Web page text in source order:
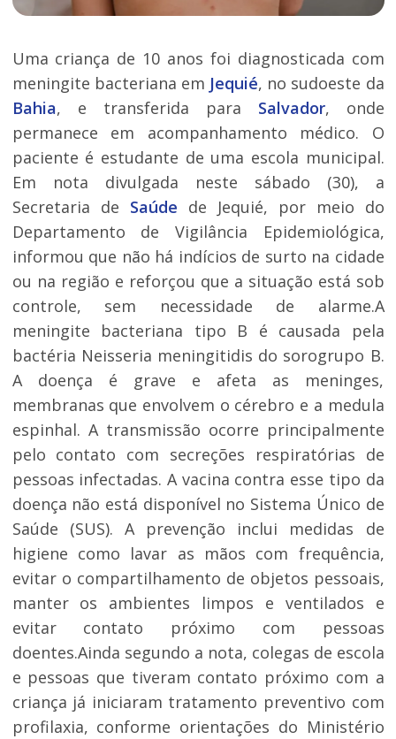
Uma criança de 10 anos foi diagnosticada com
meningite bacteriana em Jequié, no sudoeste da
Bahia, e transferida para Salvador, onde
permanece em acompanhamento médico. O
paciente é estudante de uma escola municipal.
Em nota divulgada neste sábado (30), a
Secretaria de Saúde de Jequié, por meio do
Departamento de Vigilância Epidemiológica,
informou que não há indícios de surto na cidade
ou na região e reforçou que a situação está sob
controle, sem necessidade de alarme.A
meningite bacteriana tipo B é causada pela
bactéria Neisseria meningitidis do sorogrupo B.
A doença é grave e afeta as meninges,
membranas que envolvem o cérebro e a medula
espinhal. A transmissão ocorre principalmente
pelo contato com secreções respiratórias de
pessoas infectadas. A vacina contra esse tipo da
doença não está disponível no Sistema Único de
Saúde (SUS). A prevenção inclui medidas de
higiene como lavar as mãos com frequência,
evitar o compartilhamento de objetos pessoais,
manter os ambientes limpos e ventilados e
evitar contato próximo com pessoas
doentes.Ainda segundo a nota, colegas de escola
e pessoas que tiveram contato próximo com a
criança já iniciaram tratamento preventivo com
profilaxia, conforme orientações do Ministério